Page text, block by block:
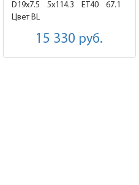
D19x7.5 5x114.3 ET40
67.1
Цвет BL
15 330 руб.